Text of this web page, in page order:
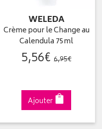
WELEDA
Crème pour le Change au
Calendula 75ml
5,56€ 6,95€
Ajouter